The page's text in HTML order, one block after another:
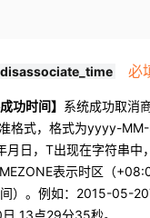
必
功时间】 系统成功取消
格式，格式为yyyy-
月日，T出现在字符串
表示时区（
）。例如：2015-05-
13点29分35秒。